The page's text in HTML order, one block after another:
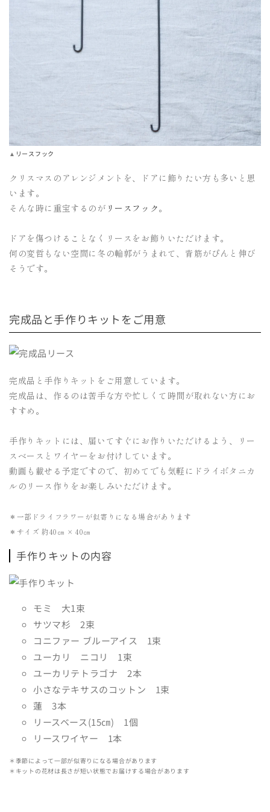
▲ リースフック
クリスマスのアレンジメントを、ドアに飾りたい方も多いと思
います。
そんな時に重宝するのが リースフック。
ドアを傷つけることなくリースをお飾りいただけます。
何の変哲もない空間に冬の輪郭がうまれて、背筋がぴんと伸び
そうです。
完成品と手作りキットをご用意
完成品と手作りキットをご用意しています。
完成品は、作るのは苦手な方や忙しくて時間が取れない方にお
すすめ。
手作りキットには、届いてすぐにお作りいただけるよう、リー
スベースとワイヤーをお付けしています。
動画も載せる予定ですので、初めてでも気軽にドライボタニカ
ルのリース作りをお楽しみいただけます。
＊一部ドライフラワーが似寄りになる場合があります
＊サイズ 約40㎝ × 40㎝
手作りキットの内容
モミ 大1束
サツマ杉 2束
コニファー ブルーアイス 1束
ユーカリ ニコリ 1束
ユーカリテトラゴナ 2本
小さなテキサスのコットン 1束
蓮 3本
リースベース(15㎝) 1個
リースワイヤー 1本
＊季節によって一部が似寄りになる場合があります
＊キットの花材は長さが短い状態でお届けする場合があります